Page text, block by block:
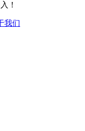
！
我们